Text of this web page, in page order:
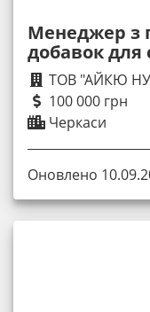
Менеджер з
добавок для
ТОВ "АЙКЮ
100 000 грн
Черкаси
Оновлено